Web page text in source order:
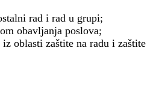
rad i rad u grupi;
obavljanja poslova;
iz oblasti zaštite na radu i zaštite